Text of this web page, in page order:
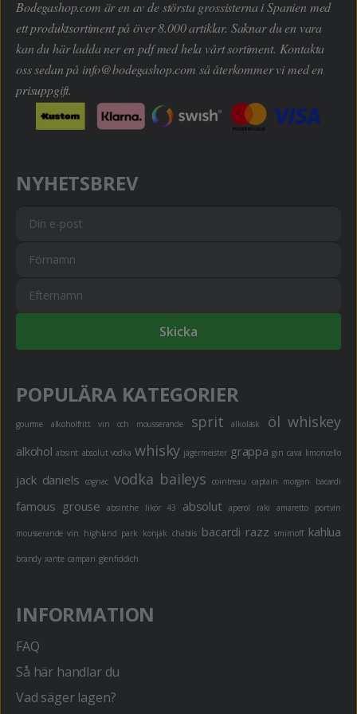
Bodegashop.com är en av de största grossisterna i Spanien med
ett produktsortiment på över 8.000 artiklar. Saknar du en vara
kan du här ladda ner en pdf med hela vårt sortiment. Kontakta
oss sedan på info@bodegashop.com så återkommer vi med en
prisuppgift.
NYHETSBREV
Skicka
POPULÄRA KATEGORIER
gourme alkoholfritt vin och mousserande sprit alkoläsk öl whiskey
alkohol absint absolut vodka whisky jägermeister grappa gin cava limoncello
jack daniels cognac vodka baileys cointreau captain morgan bacardi
famous grouse absinthe likör 43 absolut aperol raki amaretto portvin
mousserande vin highland park konjak chablis bacardi razz smirnoff kahlua
brandy xante campari glenfiddich
INFORMATION
FAQ
Så här handlar du
Vad säger lagen?